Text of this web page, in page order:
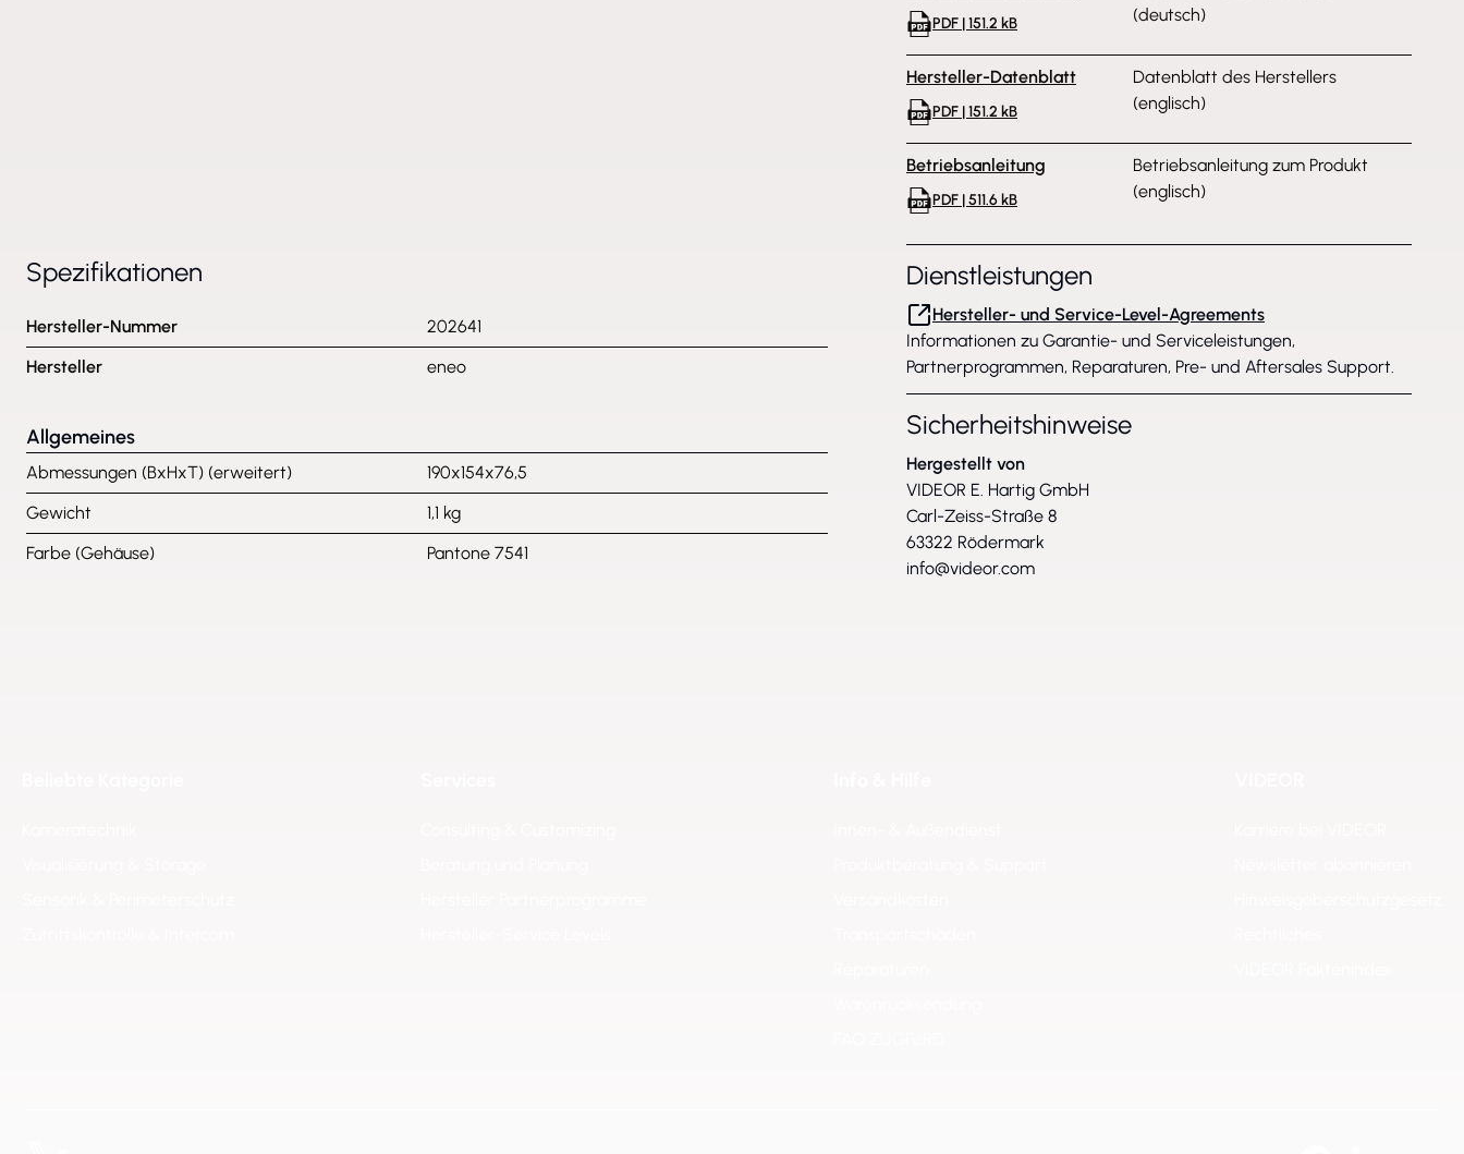
Spezifikationen
Hersteller-Nummer
202641
Hersteller
eneo
Allgemeines
Abmessungen (BxHxT) (erweitert)
190x154x76,5
Gewicht
1,1 kg
Farbe (Gehäuse)
Pantone 7541
PDF | 151.2 kB
(deutsch)
Hersteller-Datenblatt
PDF | 151.2 kB
Datenblatt des Herstellers
(englisch)
Betriebsanleitung
PDF | 511.6 kB
Betriebsanleitung zum Produkt
(englisch)
Dienstleistungen
Hersteller- und Service-Level-Agreements
Informationen zu Garantie- und Serviceleistungen,
Partnerprogrammen, Reparaturen, Pre- und Aftersales Support.
Sicherheitshinweise
Hergestellt von
VIDEOR E. Hartig GmbH
Carl-Zeiss-Straße 8
63322 Rödermark
info@videor.com